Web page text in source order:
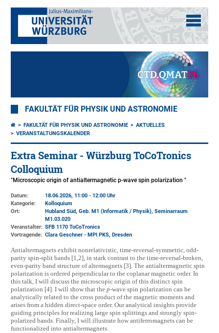
FAKULTÄT FÜR PHYSIK UND ASTRONOMIE
FAKULTÄT FÜR PHYSIK UND ASTRONOMIE
AKTUELLES
VERANSTALTUNGSKALENDER
Extra Seminar - Würzburg ToCoTronics
Colloquium
"Microscopic origin of antialtermagnetic p-wave spin polarization "
Datum:
18.06.2026, 11:00 - 12:00 Uhr
Kategorie:
Kolloquium
Ort:
Hubland Süd, Geb. M1 (Informatik / Physik), Seminarraum
M1.03.020
Veranstalter: SFB 1170 ToCoTronics
Vortragende: Clara Geschner - MPI PKS, Dresden
Antialtermagnets exhibit nonrelativistic, time-reversal-symmetric, odd-
parity spin-split bands [1,2], in stark contrast to the time-reversal-broken,
even-parity band structure of altermagnets [3]. The antialtermagnetic spin
polarization is ordered perpendicular to the coplanar magnetic order. In
this talk, I will discuss the microscopic origin of this distinct spin
polarization [4]. I will show that thep-wave spin polarization can be
analytically related to the cross product of the magnetic moments and
arises from a hidden direct-space order. Our analytical insights provide
guiding principles for realizing large spin splittings and strongly spin-
polarized bands. Finally, I will illustrate how antiferromagnets can be
functionalized into antialtermagnets.